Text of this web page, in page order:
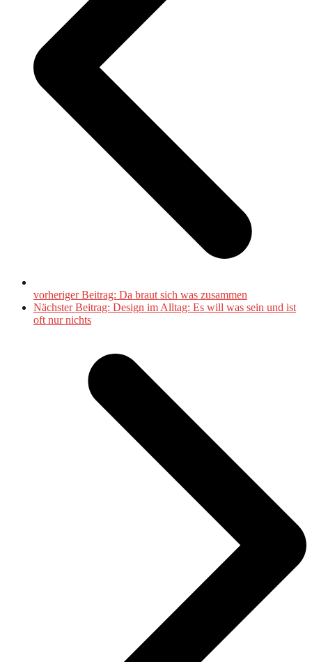
vorheriger Beitrag: Da braut sich was zusammen
Nächster Beitrag: Design im Alltag: Es will was sein und ist
oft nur nichts